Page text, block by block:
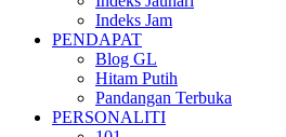
Indeks Jam
PENDAPAT
Blog GL
Hitam Putih
Pandangan Terbuka
PERSONALITI